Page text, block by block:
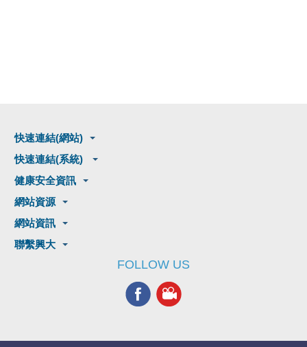
快速連結(網站)
快速連結(系統)
健康安全資訊
網站資源
網站資訊
聯繫興大
FOLLOW US